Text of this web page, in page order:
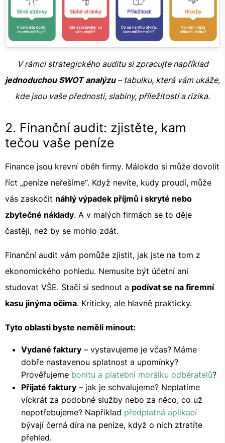
V rámci strategického auditu si zpracujte například
jednoduchou SWOT analýzu– tabulku, která vám ukáže,
kde jsou vaše přednosti, slabiny, příležitosti a rizika.
2. Finanční audit: zjistěte, kam
tečou vaše peníze
Finance jsou krevní oběh firmy. Málokdo si může dovolit
říct „peníze neřešíme“. Když nevíte, kudy proudí, může
vás zaskočit náhlý výpadek příjmů i skryté nebo
zbytečné náklady. A v malých firmách se to děje
častěji, než by se mohlo zdát.
Finanční audit vám pomůže zjistit, jak jste na tom z
ekonomického pohledu. Nemusíte být účetní ani
studovat VŠE. Stačí si sednout a podívat se na firemní
kasu jinýma očima. Kriticky, ale hlavně prakticky.
Tyto oblasti byste neměli minout:
Vydané faktury – vystavujeme je včas? Máme
dobře nastavenou splatnost a upomínky?
Prověřujeme bonitu a platební morálku odběratelů?
Přijaté faktury – jak je schvalujeme? Neplatíme
víckrát za podobné služby nebo za něco, co už
nepotřebujeme? Například předplatná aplikací
bývají černá díra na peníze, když o nich ztratíte
přehled.